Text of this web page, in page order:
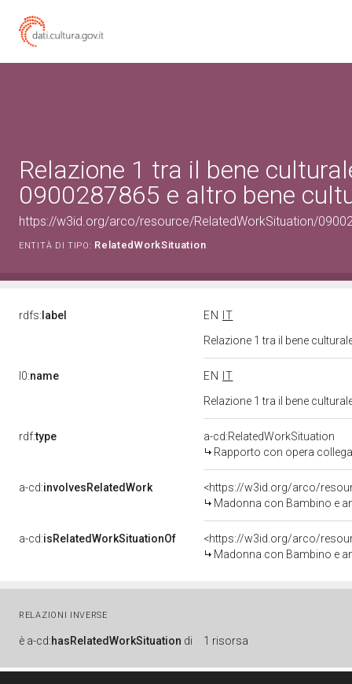
Relazione 1 tra il bene
0900287865 e altro bene
https://w3id.org/arco/resource/RelatedWorkSituation/
ENTITÀ DI TIPO: RelatedWorkSituation
rdfs: label EN
IT
Relazione 1 tra il bene
l0:name EN
IT
Relazione 1 tra il bene
rdf:type
a-cd:RelatedWorkSituation
Rapporto con opera
a-cd:involvesRelatedWork
<https://w3id.org/arco/
Madonna con Bambino e
a-cd:isRelatedWorkSituationOf
<https://w3id.org/arco/
Madonna con Bambino e
RELAZIONI INVERSE
è a-cd:hasRelatedWorkSituation di 1 risorsa